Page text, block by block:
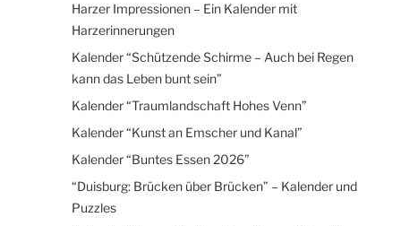
Harzer Impressionen – Ein Kalender mit
Harzerinnerungen
Kalender “Schützende Schirme – Auch bei Regen
kann das Leben bunt sein”
Kalender “Traumlandschaft Hohes Venn”
Kalender “Kunst an Emscher und Kanal”
Kalender “Buntes Essen 2026”
“Duisburg: Brücken über Brücken” – Kalender und
Puzzles